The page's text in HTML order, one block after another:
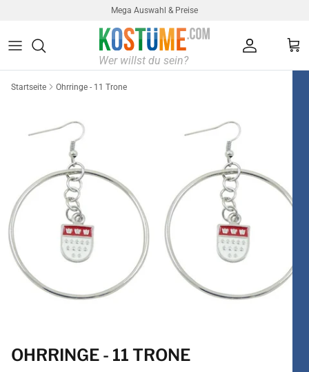
Mega Auswahl & Preise
Startseite Ohrringe - 11 Trone
OHRRINGE - 11 TRONE